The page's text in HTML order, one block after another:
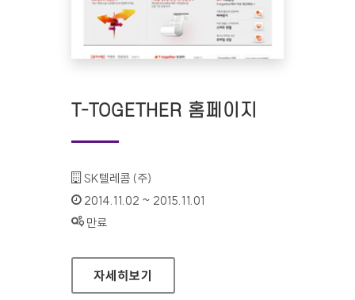
T-TOGETHER 홈페이지
기관명 :
SK텔레콤 (주)
인증기간 :
2014.11.02 ~ 2015.11.01
상태 :
만료
T-TOGETHER 홈페이지
자세히보기